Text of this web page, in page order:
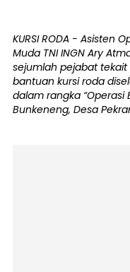
KURSI RODA - Asisten
Muda TNI INGN Ary
sejumlah pejabat
bantuan kursi roda
dalam rangka “Operasi
Bunkeneng, Desa